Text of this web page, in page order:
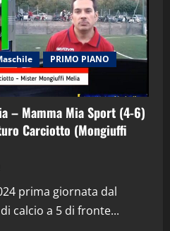
PRIMO PIANO
– Mamma Mia Sport (4-6)
Carciotto (Mongiuffi
prima giornata dal
calcio a 5 di fronte...
in Podcast: 29^ Puntata
28 Aprile 2026)